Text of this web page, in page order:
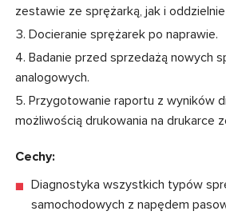
zestawie ze sprężarką, jak i
Docieranie sprężarek po naprawie.
Badanie przed sprzedażą nowych
analogowych.
Przygotowanie raportu z wyników
możliwością drukowania na drukarce
Cechy:
Diagnostyka wszystkich typów
samochodowych z napędem